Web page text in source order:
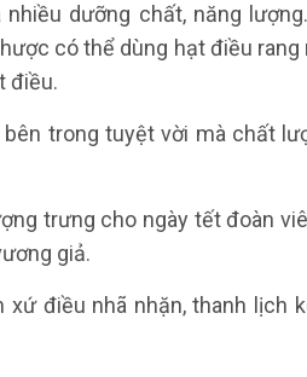
dưỡng chất, năng
có thể dùng hạt điều
điều.
trong tuyệt vời mà chất
trưng cho ngày tết đoàn
giả.
xứ điều nhã nhặn, thanh lịch